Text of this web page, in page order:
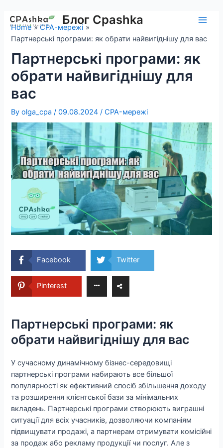
content
Блог Cpashka
Home
CPA-мережі
Партнерські програми: як обрати найвигіднішу для вас
Партнерські програми: як
обрати найвигіднішу для
вас
Byolga_cpa/09.08.2024/CPA-мережі
Facebook Twitter
Pinterest
Партнерські програми: як
обрати найвигіднішу для вас
У сучасному динамічному бізнес-середовищі
партнерські програми набирають все більшої
популярності як ефективний спосіб збільшення доходу
та розширення клієнтської бази за мінімальних
вкладень. Партнерські програми створюють виграшні
ситуації для всіх учасників, дозволяючи компаніям
підвищувати продажі, а партнерам отримувати комісійні
за продаж або рекламу продукції чи послуг. Але з